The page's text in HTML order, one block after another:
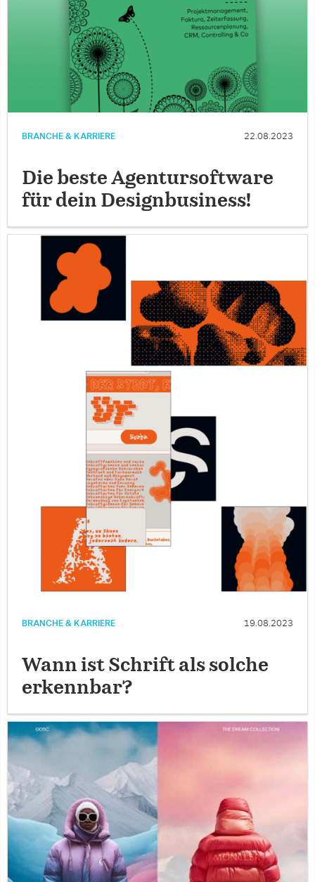
BRANCHE & KARRIERE 22.08.2023
Die beste Agentursoftware
für dein Designbusiness!
BRANCHE & KARRIERE 19.08.2023
Wann ist Schrift als solche
erkennbar?